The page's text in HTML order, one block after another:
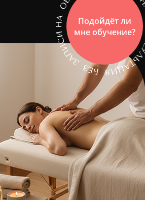
Подойдёт ли
мне обучение?